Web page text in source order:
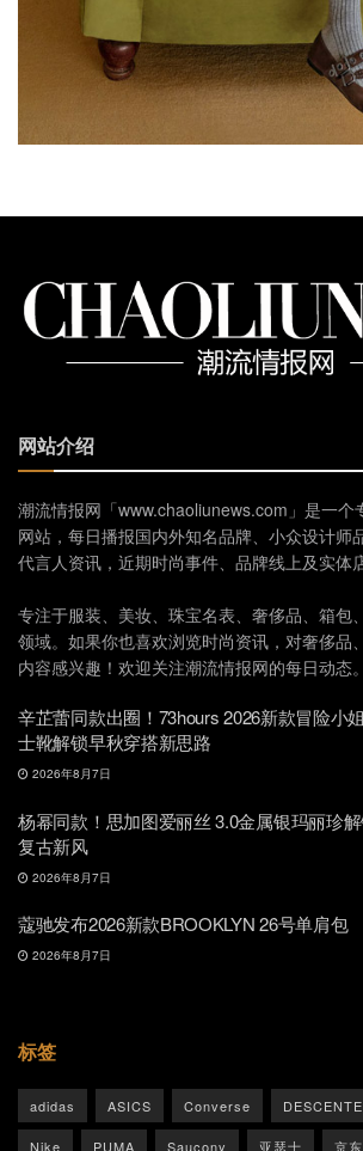
网站介绍
潮流情报网「www.chaoliunews.com」是一个
网站，每日播报国内外知名品牌、小众设计师
代言人资讯，近期时尚事件、品牌线上及实体
专注于服装、美妆、珠宝名表、奢侈品、箱包
领域。如果你也喜欢浏览时尚资讯，对奢侈品
内容感兴趣！欢迎关注潮流情报网的每日动态。
辛芷蕾同款出圈！73hours 2026新款冒险小
士靴解锁早秋穿搭新思路
2026年8月7日
杨幂同款！思加图爱丽丝 3.0金属银玛丽珍
复古新风
2026年8月7日
蔻驰发布2026新款BROOKLYN 26号单肩包
2026年8月7日
标签
adidas ASICS Converse DESCENTE
Nike PUMA Saucony 亚瑟士 京东